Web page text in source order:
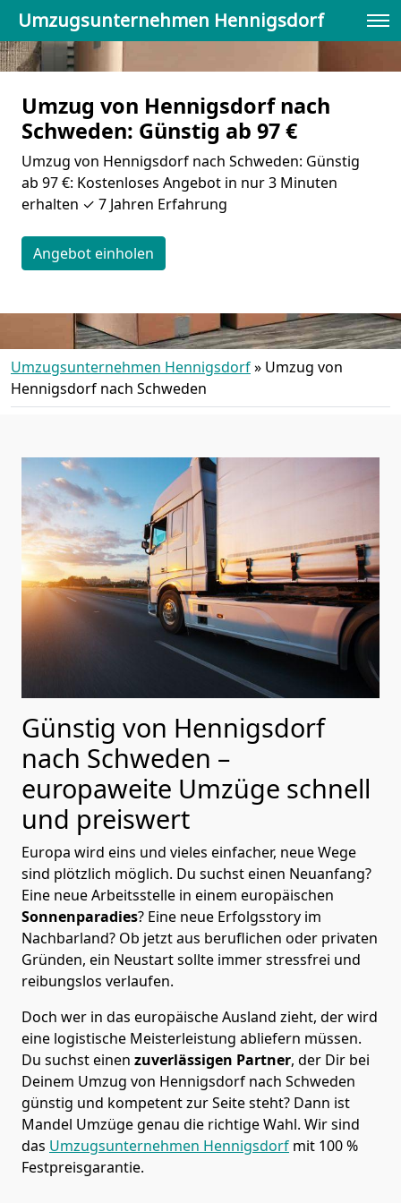
Umzugsunternehmen Hennigsdorf
Umzug von Hennigsdorf nach
Schweden: Günstig ab 97 €
Umzug von Hennigsdorf nach Schweden: Günstig
ab 97 €: Kostenloses Angebot in nur 3 Minuten
erhalten ✓ 7 Jahren Erfahrung
Angebot einholen
Umzugsunternehmen Hennigsdorf» Umzug von
Hennigsdorf nach Schweden
Günstig von Hennigsdorf
nach Schweden –
europaweite Umzüge schnell
und preiswert
Europa wird eins und vieles einfacher, neue Wege
sind plötzlich möglich. Du suchst einen Neuanfang?
Eine neue Arbeitsstelle in einem europäischen
Sonnenparadies? Eine neue Erfolgsstory im
Nachbarland? Ob jetzt aus beruflichen oder privaten
Gründen, ein Neustart sollte immer stressfrei und
reibungslos verlaufen.
Doch wer in das europäische Ausland zieht, der wird
eine logistische Meisterleistung abliefern müssen.
Du suchst einen zuverlässigen Partner, der Dir bei
Deinem Umzug von Hennigsdorf nach Schweden
günstig und kompetent zur Seite steht? Dann ist
Mandel Umzügegenau die richtige Wahl. Wir sind
das Umzugsunternehmen Hennigsdorf mit 100 %
Festpreisgarantie.